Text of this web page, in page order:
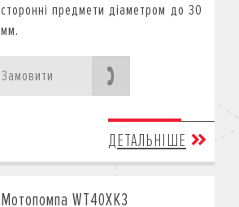
сторонні предмети діаметром до 30
мм.
Замовити
ДЕТАЛЬНІШЕ
Мотопомпа WT40XK3